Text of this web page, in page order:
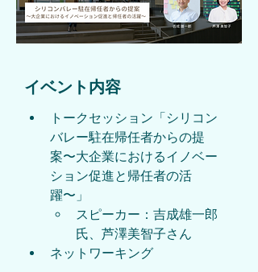
​イベント内容
トークセッション「シリコン
バレー駐在帰任者からの提
案〜大企業におけるイノベー
ション促進と帰任者の活
躍〜」
スピーカー：吉成雄一郎
氏、芦澤美智子さん
ネットワーキング